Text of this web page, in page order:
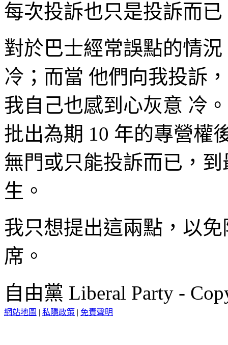
每次投訴也只是投訴而已
對於巴士經常誤點的情
冷；而當 他們向我投訴
我自己也感到心灰意 冷
批出為期 10 年的專營權
無門或只能投訴而已，
生。
我只想提出這兩點，以
席。
自由黨 Liberal Party -
網站地圖 | 私隱政策 | 免責聲明